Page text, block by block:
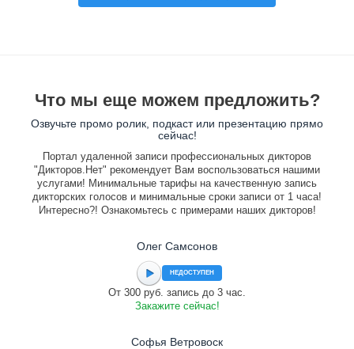
Что мы еще можем предложить?
Озвучьте промо ролик, подкаст или презентацию прямо
сейчас!
Портал удаленной записи профессиональных дикторов
"Дикторов.Нет" рекомендует Вам воспользоваться нашими
услугами! Минимальные тарифы на качественную запись
дикторских голосов и минимальные сроки записи от 1 часа!
Интересно?! Ознакомьтесь с примерами наших дикторов!
Олег Самсонов
НЕДОСТУПЕН
От 300 руб. запись до 3 час.
Закажите сейчас!
Софья Ветровоск